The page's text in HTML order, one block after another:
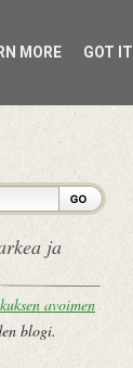
ja
avoimen
blogi.
MORE GOT IT